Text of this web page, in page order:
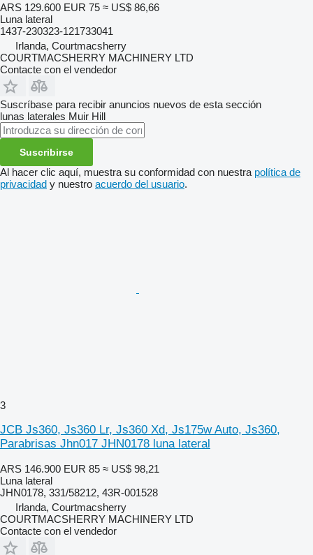
ARS 129.600 EUR 75 ≈ US$ 86,66
Luna lateral
1437-230323-121733041
Irlanda, Courtmacsherry
COURTMACSHERRY MACHINERY LTD
Contacte con el vendedor
Suscríbase para recibir anuncios nuevos de esta sección
lunas laterales Muir Hill
Suscribirse
Al hacer clic aquí, muestra su conformidad con nuestra política de
privacidad y nuestro acuerdo del usuario.
3
JCB Js360, Js360 Lr, Js360 Xd, Js175w Auto, Js360,
Parabrisas Jhn017 JHN0178 luna lateral
ARS 146.900 EUR 85 ≈ US$ 98,21
Luna lateral
JHN0178, 331/58212, 43R-001528
Irlanda, Courtmacsherry
COURTMACSHERRY MACHINERY LTD
Contacte con el vendedor